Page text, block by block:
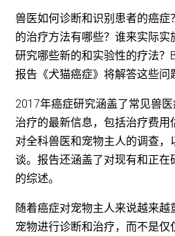
兽医如何诊断和识别患者的癌症
的治疗方法有哪些？谁来实际
研究哪些新的和实验性的疗法？
报告《犬猫癌症》将解答这些问
2017年癌症研究涵盖了常见兽
治疗的最新信息，包括治疗费
对全科兽医和宠物主人的调查
谈。报告还涵盖了对现有和正
的综述。
随着癌症对宠物主人来说越来
宠物进行诊断和治疗，而不是仅